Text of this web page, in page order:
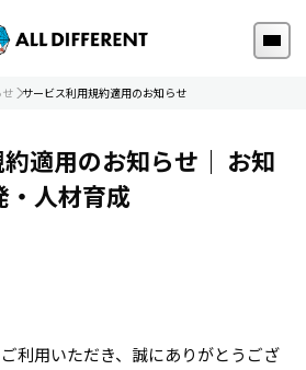
せ サービス利用規約適用のお知らせ
適用のお知らせ｜ お知
・人材育成
利用いただき、誠にありがとうござ